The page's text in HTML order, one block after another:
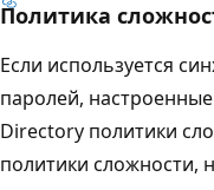
Политика
Если используется
паролей,
Directory политики
политики сложности,